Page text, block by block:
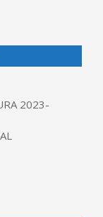
2023-